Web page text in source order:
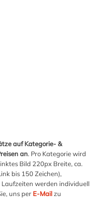
auf Kategorie- &
an. Pro Kategorie wird
Bild 220px Breite, ca.
bis 150 Zeichen),
werden individuell
uns per E-Mailzu